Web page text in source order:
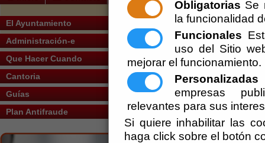
Obligatorias Se
la funcionalidad
Funcionales
uso del Sitio
mejorar el funcionamiento.
Personalizadas
empresas
relevantes para sus
Si quiere inhabilitar las
haga click sobre el botón
El Ayuntamiento
Administración-e
Que Hacer Cuando
Cantoria
Guías
Plan Antifraude
Usted se encuentra aquí:Inicio // Área
Concejal: